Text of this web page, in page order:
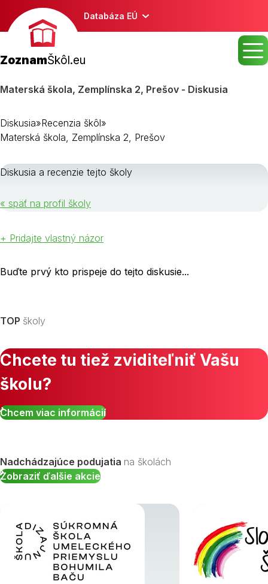
Databáza EÚ
ZoznamŠkôl.eu
Materská škola, Zemplínska 2, Prešov - Diskusia
Diskusia»Recenzia škôl»
Materská škola, Zemplínska 2, Prešov
Diskusia a recenzie tejto školy
« späť na profil školy
+ Pridajte vlastný názor
Buďte prvý kto prispeje do tejto diskusie...
TOP školy
Chcete tu tiež zviditeľniť Vašu
školu?
Chcem viac informácií
Nadchádzajúce podujatia na školách
Zobraziť ďalšie akcie